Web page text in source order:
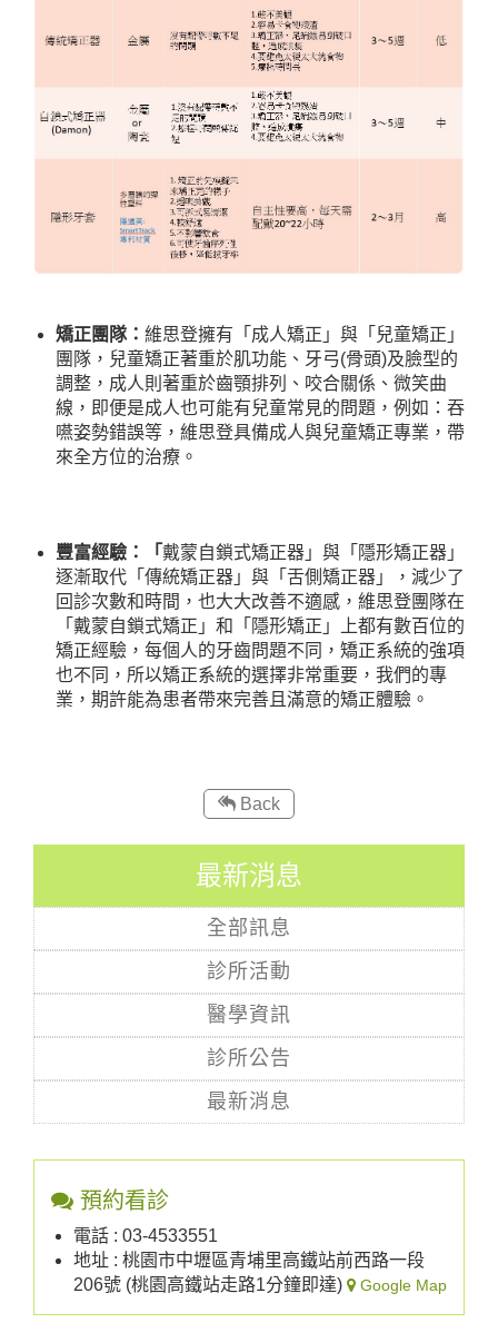
矯正團隊： 維思登擁有「成人矯正」與「兒童矯正」
團隊，兒童矯正著重於肌功能、牙弓(骨頭)及臉型的
調整，成人則著重於齒顎排列、咬合關係、微笑曲
線，即便是成人也可能有兒童常見的問題，例如：吞
嚥姿勢錯誤等，維思登具備成人與兒童矯正專業，帶
來全方位的治療。
豐富經驗：「戴蒙自鎖式矯正器」與「隱形矯正器」
逐漸取代「傳統矯正器」與「舌側矯正器」，減少了
回診次數和時間，也大大改善不適感，維思登團隊在
「戴蒙自鎖式矯正」和「隱形矯正」上都有數百位的
矯正經驗，每個人的牙齒問題不同，矯正系統的強項
也不同，所以矯正系統的選擇非常重要，我們的專
業，期許能為患者帶來完善且滿意的矯正體驗。
Back
最新消息
全部訊息
診所活動
醫學資訊
診所公告
最新消息
預約看診
電話 : 03-4533551
地址 : 桃園市中壢區青埔里高鐵站前西路一段
206號 (桃園高鐵站走路1分鐘即達)
Google Map